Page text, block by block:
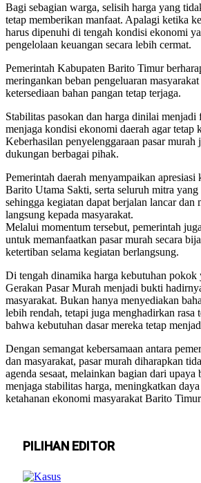
Bagi sebagian warga, selisih harga yang
tetap memberikan manfaat. Apalagi ketika
harus dipenuhi di tengah kondisi ekonomi
pengelolaan keuangan secara lebih cermat.
Pemerintah Kabupaten Barito Timur
meringankan beban pengeluaran
ketersediaan bahan pangan tetap terjaga.
Stabilitas pasokan dan harga dinilai
menjaga kondisi ekonomi daerah agar tetap
Keberhasilan penyelenggaraan pasar murah
dukungan berbagai pihak.
Pemerintah daerah menyampaikan
Barito Utama Sakti, serta seluruh mitra
sehingga kegiatan dapat berjalan lancar dan
langsung kepada masyarakat.
Melalui momentum tersebut, pemerintah
untuk memanfaatkan pasar murah secara
ketertiban selama kegiatan berlangsung.
Di tengah dinamika harga kebutuhan pokok
Gerakan Pasar Murah menjadi bukti
masyarakat. Bukan hanya menyediakan
lebih rendah, tetapi juga menghadirkan rasa
bahwa kebutuhan dasar mereka tetap
Dengan semangat kebersamaan antara
dan masyarakat, pasar murah diharapkan
agenda sesaat, melainkan bagian dari
menjaga stabilitas harga, meningkatkan
ketahanan ekonomi masyarakat Barito
PILIHAN EDITOR